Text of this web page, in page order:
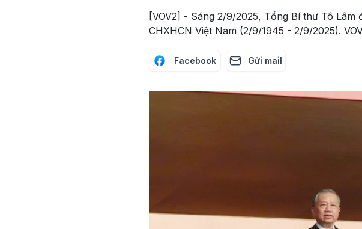
[VOV2] - Sáng 2/9/2025, Tổng Bí thư Tô
CHXHCN Việt Nam (2/9/1945 - 2/9/2025).
Facebook Gửi mail